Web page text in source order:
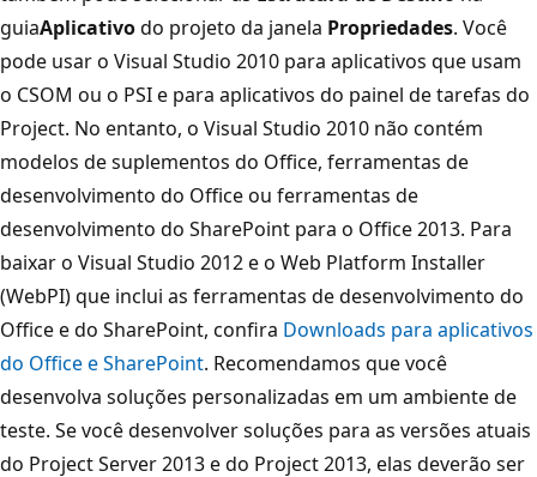
guiaAplicativodo projeto da janela Propriedades. Você
pode usar o Visual Studio 2010 para aplicativos que usam
o CSOM ou o PSI e para aplicativos do painel de tarefas do
Project. No entanto, o Visual Studio 2010 não contém
modelos de suplementos do Office, ferramentas de
desenvolvimento do Office ou ferramentas de
desenvolvimento do SharePoint para o Office 2013. Para
baixar o Visual Studio 2012 e o Web Platform Installer
(WebPI) que inclui as ferramentas de desenvolvimento do
Office e do SharePoint, confira Downloads para aplicativos
do Office e SharePoint. Recomendamos que você
desenvolva soluções personalizadas em um ambiente de
teste. Se você desenvolver soluções para as versões atuais
do Project Server 2013 e do Project 2013, elas deverão ser